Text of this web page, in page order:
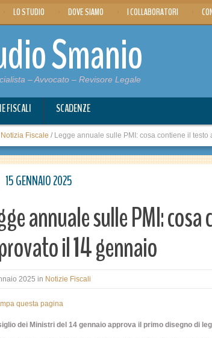
LO STUDIO DOVE SIAMO I COLLABORATORI
Smanio
– Avvocato – Revisore Legale
FISCALI SCADENZE
Notizia Fiscale / Legge annuale sulle PMI: cosa contiene il testo
annuale sulle PMI:
il 14 gennaio
2025 in Notizie Fiscali
questa pagina
dei Ministri del 14 gennaio approva il primo disegno di
15 GENNAIO 2025